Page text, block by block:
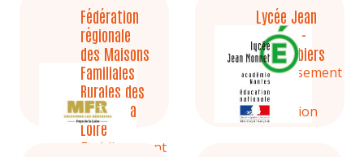
Fédération
régionale
des Maisons
Familiales
Rurales des
Pays de la
Loire
Etablissement
Lycée Jean
Monnet -
Les Herbiers
Etablissement
de
formation